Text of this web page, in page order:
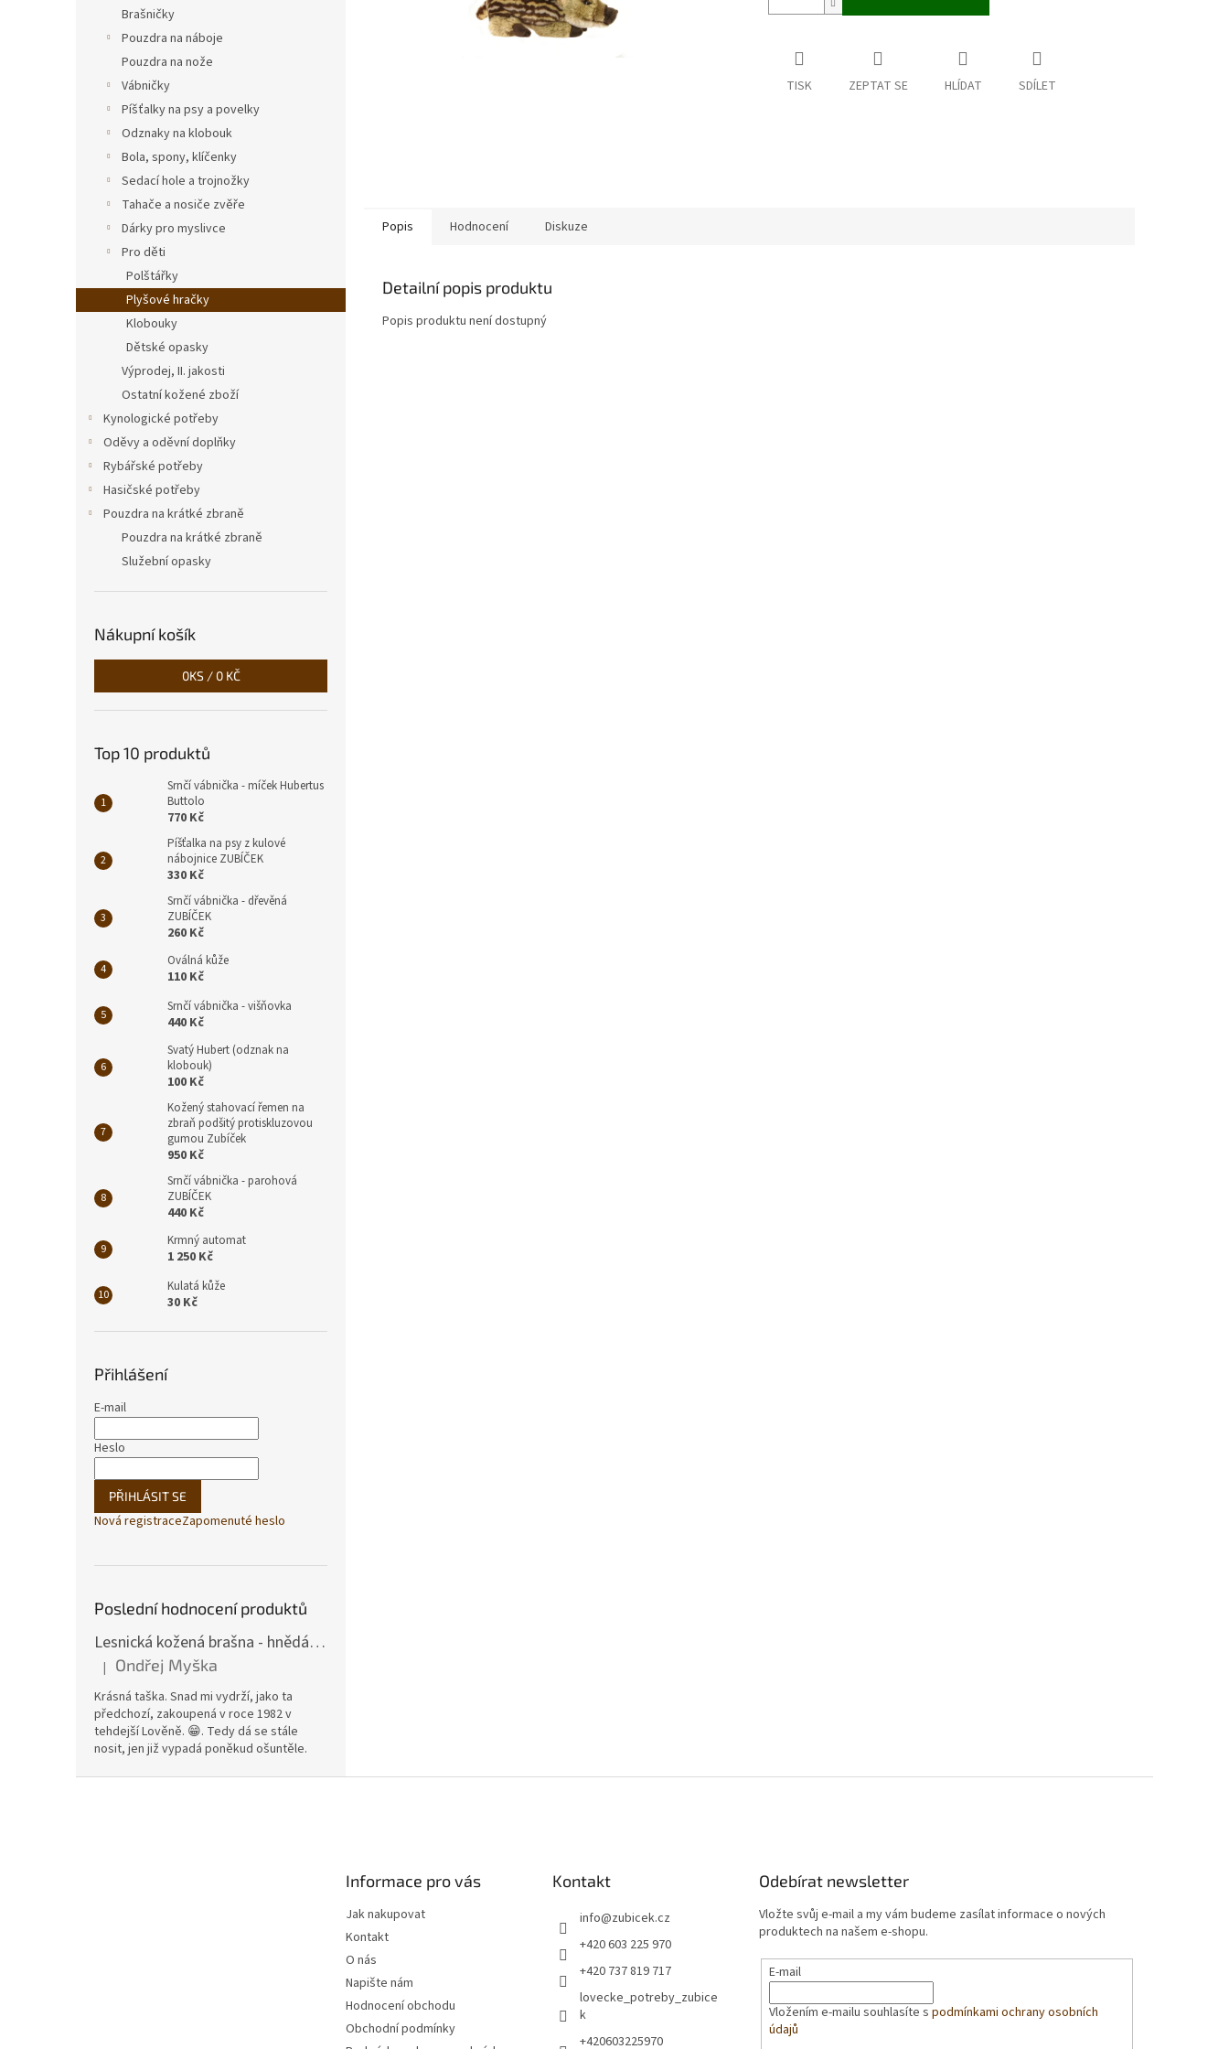
Brašničky
Pouzdra na náboje
Pouzdra na nože
Vábničky
Píšťalky na psy a povelky
Odznaky na klobouk
Bola, spony, klíčenky
Sedací hole a trojnožky
Tahače a nosiče zvěře
Dárky pro myslivce
Pro děti
Polštářky
Plyšové hračky
Klobouky
Dětské opasky
Výprodej, II. jakosti
Ostatní kožené zboží
Kynologické potřeby
Oděvy a oděvní doplňky
Rybářské potřeby
Hasičské potřeby
Pouzdra na krátké zbraně
Pouzdra na krátké zbraně
Služební opasky
Nákupní košík
0KS / 0 KČ
Top 10 produktů
Srnčí vábnička - míček Hubertus
Buttolo
770 Kč
Píšťalka na psy z kulové
nábojnice ZUBÍČEK
330 Kč
Srnčí vábnička - dřevěná
ZUBÍČEK
260 Kč
Oválná kůže
110 Kč
Srnčí vábnička - višňovka
440 Kč
Svatý Hubert (odznak na
klobouk)
100 Kč
Kožený stahovací řemen na
zbraň podšitý protiskluzovou
gumou Zubíček
950 Kč
Srnčí vábnička - parohová
ZUBÍČEK
440 Kč
Krmný automat
1 250 Kč
Kulatá kůže
30 Kč
Přihlášení
E-mail
Heslo
PŘIHLÁSIT SE
Nová registraceZapomenuté heslo
Poslední hodnocení produktů
Lesnická kožená brašna - hnědá hovězina
Hodnocení produktu je 5 z 5 hvězdiček.
| Ondřej Myška
Krásná taška. Snad mi vydrží, jako ta
předchozí, zakoupená v roce 1982 v
tehdejší Lověně. 😁. Tedy dá se stále
nosit, jen již vypadá poněkud ošuntěle.
TISK ZEPTAT SE HLÍDAT SDÍLET
Popis Hodnocení Diskuze
Detailní popis produktu
Popis produktu není dostupný
Informace pro vás
Jak nakupovat
Kontakt
O nás
Napište nám
Hodnocení obchodu
Obchodní podmínky
Kontakt
info@zubicek.cz
+420 603 225 970
+420 737 819 717
lovecke_potreby_zubice
k
+420603225970
Odebírat newsletter
Vložte svůj e-mail a my vám budeme zasílat informace o nových
produktech na našem e-shopu.
E-mail
Vložením e-mailu souhlasíte spodmínkami ochrany osobních
údajů